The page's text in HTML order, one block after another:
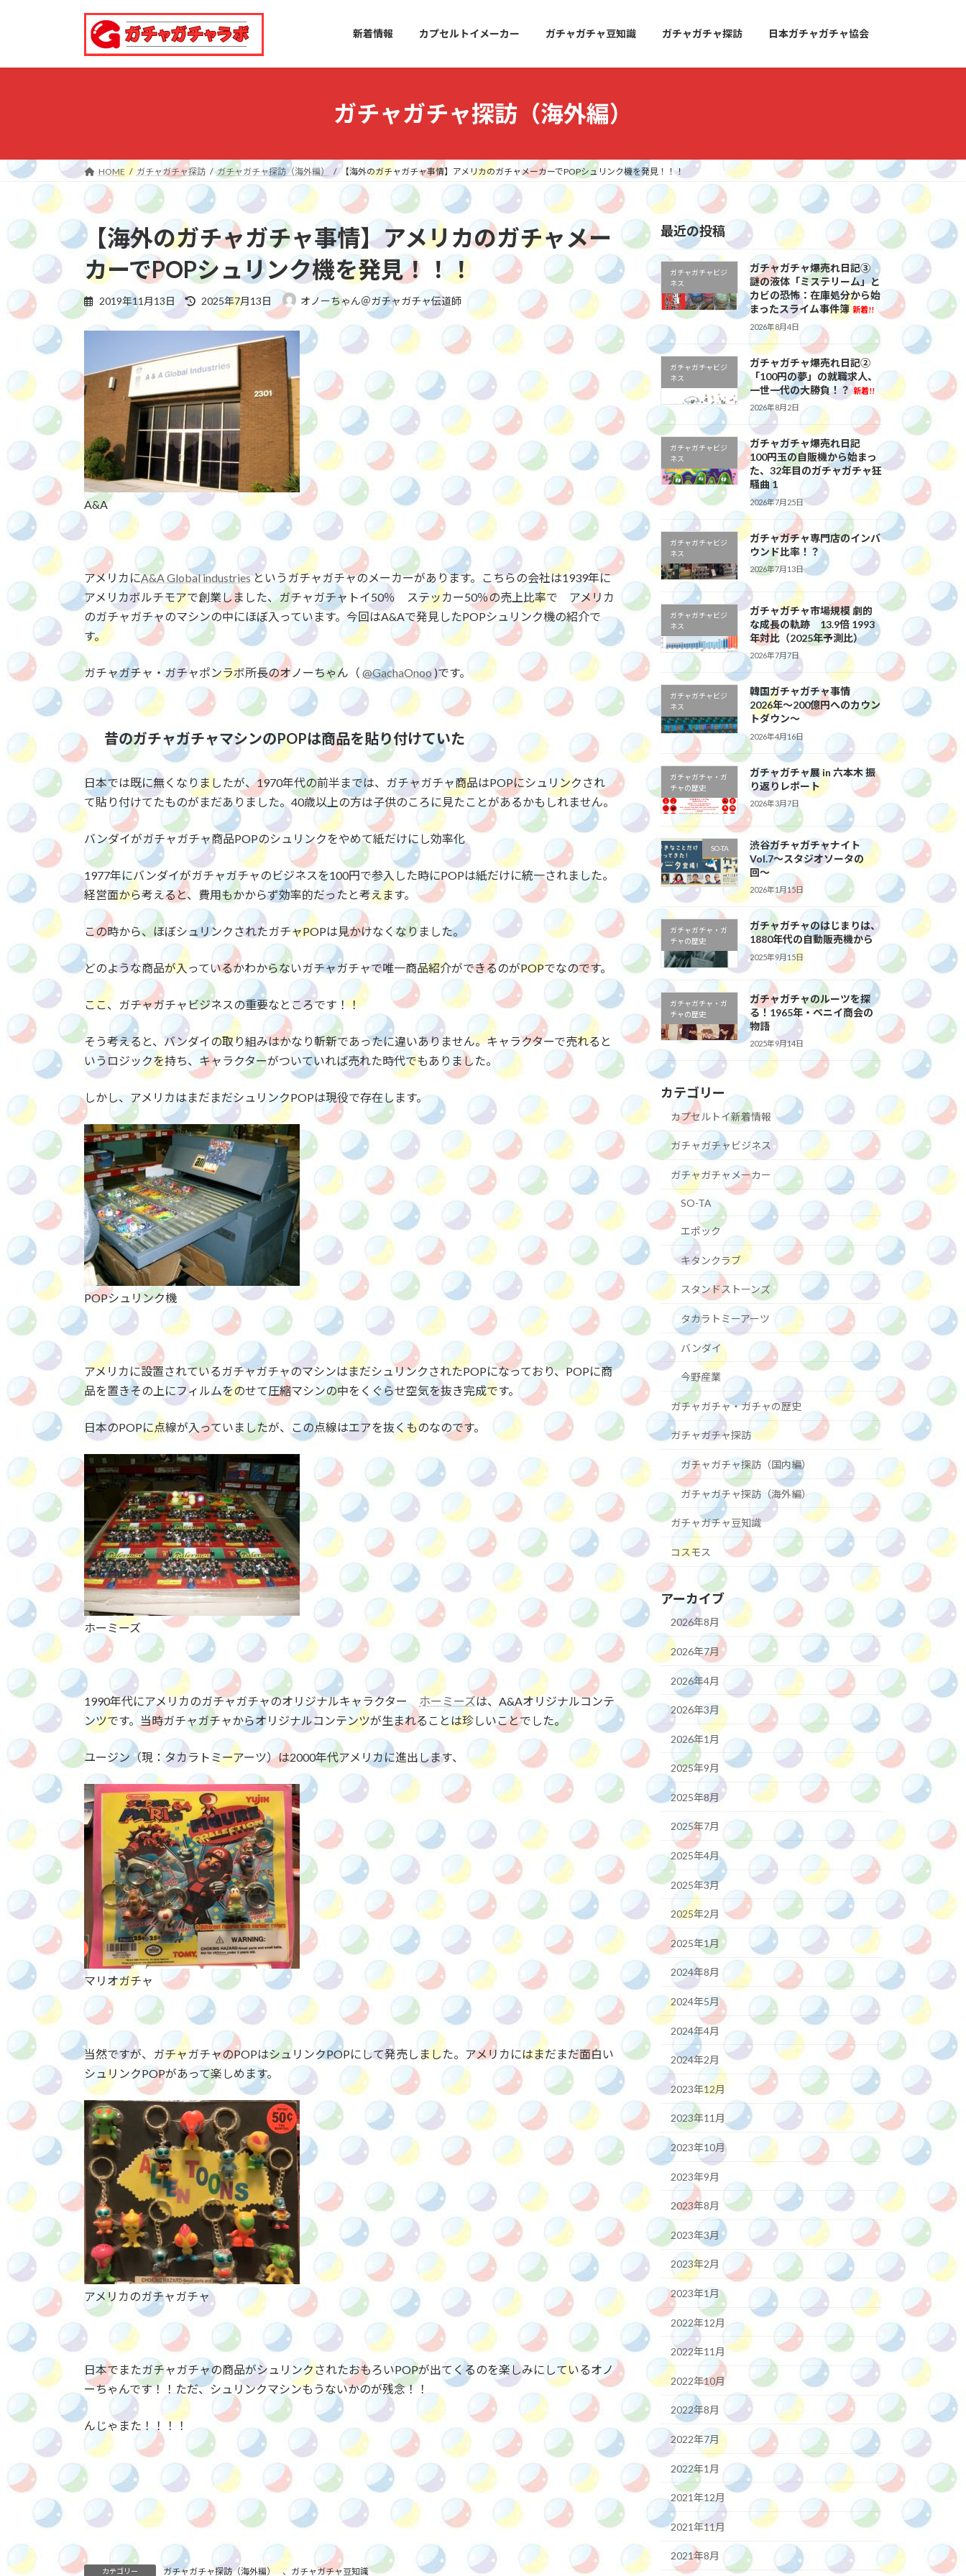
プ
動
新着情報 カプセルトイメーカー ガチャガチャ豆知識 ガチャガチャ探訪 日本ガチャガチャ協会
ガチャガチャ探訪（海外編）
HOME ガチャガチャ探訪 ガチャガチャ探訪（海外編） 【海外のガチャガチャ事情】アメリカのガチャメーカーでPOPシュリンク機を発見！！！
【海外のガチャガチャ事情】アメリカのガチャメー
カーでPOPシュリンク機を発見！！！
2019年11月13日
最
更
日
時
2025年7月13日 オノーちゃん＠ガチャガチャ伝道師
A&A
アメリカにA&A Global industriesというガチャガチャのメーカーがあります。こちらの会社は1939年に
アメリカボルチモアで創業しました、ガチャガチャトイ50％ ステッカー50％の売上比率で アメリカ
のガチャガチャのマシンの中にほぼ入っています。今回はA&Aで発見したPOPシュリンク機の紹介で
す。
ガチャガチャ・ガチャポンラボ所長のオノーちゃん（ @GachaOnoo )です。
昔のガチャガチャマシンのPOPは商品を貼り付けていた
日本では既に無くなりましたが、1970年代の前半までは、ガチャガチャ商品はPOPにシュリンクされ
て貼り付けてたものがまだありました。40歳以上の方は子供のころに見たことがあるかもしれません。
バンダイがガチャガチャ商品POPのシュリンクをやめて紙だけにし効率化
1977年にバンダイがガチャガチャのビジネスを100円で参入した時にPOPは紙だけに統一されました。
経営面から考えると、費用もかからず効率的だったと考えます。
この時から、ほぼシュリンクされたガチャPOPは見かけなくなりました。
どのような商品が入っているかわからないガチャガチャで唯一商品紹介ができるのがPOPでなのです。
ここ、ガチャガチャビジネスの重要なところです！！
そう考えると、バンダイの取り組みはかなり斬新であったに違いありません。キャラクターで売れると
いうロジックを持ち、キャラクターがついていれば売れた時代でもありました。
しかし、アメリカはまだまだシュリンクPOPは現役で存在します。
POPシュリンク機
アメリカに設置されているガチャガチャのマシンはまだシュリンクされたPOPになっており、POPに商
品を置きその上にフィルムをのせて圧縮マシンの中をくぐらせ空気を抜き完成です。
日本のPOPに点線が入っていましたが、この点線はエアを抜くものなのです。
ホーミーズ
1990年代にアメリカのガチャガチャのオリジナルキャラクター ホーミーズは、A&Aオリジナルコンテ
ンツです。当時ガチャガチャからオリジナルコンテンツが生まれることは珍しいことでした。
ユージン（現：タカラトミーアーツ）は2000年代アメリカに進出します、
マリオガチャ
当然ですが、ガチャガチャのPOPはシュリンクPOPにして発売しました。アメリカにはまだまだ面白い
シュリンクPOPがあって楽しめます。
アメリカのガチャガチャ
日本でまたガチャガチャの商品がシュリンクされたおもろいPOPが出てくるのを楽しみにしているオノ
ーちゃんです！！ただ、シュリンクマシンもうないかのが残念！！
んじゃまた！！！！
カテゴリー ガチャガチャ探訪（海外編） 、 ガチャガチャ豆知識
最近の投稿
ガチャガチャビジ
ネス
ガチャガチャ爆売れ日記③
謎の液体「ミステリーム」と
カビの恐怖：在庫処分から始
まったスライム事件簿 新着!!
2026年8月4日
ガチャガチャビジ
ネス
ガチャガチャ爆売れ日記②
「100円の夢」の就職求人、
一世一代の大勝負！？ 新着!!
2026年8月2日
ガチャガチャビジ
ネス
ガチャガチャ爆売れ日記
100円玉の自販機から始まっ
た、32年目のガチャガチャ狂
騒曲 1
2026年7月25日
ガチャガチャビジ
ネス
ガチャガチャ専門店のインバ
ウンド比率！？
2026年7月13日
ガチャガチャビジ
ネス
ガチャガチャ市場規模 劇的
な成長の軌跡 13.9倍 1993
年対比（2025年予測比）
2026年7月7日
ガチャガチャビジ
ネス
韓国ガチャガチャ事情
2026年～200億円へのカウン
トダウン～
2026年4月16日
ガチャガチャ・ガ
チャの歴史
ガチャガチャ展 in 六本木 振
り返りレポート
2026年3月7日
SO-TA
渋谷ガチャガチャナイト
Vol.7〜スタジオソータの
回〜
2026年1月15日
ガチャガチャ・ガ
チャの歴史
ガチャガチャのはじまりは、
1880年代の自動販売機から
2025年9月15日
ガチャガチャ・ガ
チャの歴史
ガチャガチャのルーツを探
る！1965年・ペニイ商会の
物語
2025年9月14日
カテゴリー
カプセルトイ新着情報
ガチャガチャビジネス
ガチャガチャメーカー
SO-TA
エポック
キタンクラブ
スタンドストーンズ
タカラトミーアーツ
バンダイ
今野産業
ガチャガチャ・ガチャの歴史
ガチャガチャ探訪
ガチャガチャ探訪（国内編）
ガチャガチャ探訪（海外編）
ガチャガチャ豆知識
コスモス
アーカイブ
2026年8月
2026年7月
2026年4月
2026年3月
2026年1月
2025年9月
2025年8月
2025年7月
2025年4月
2025年3月
2025年2月
2025年1月
2024年8月
2024年5月
2024年4月
2024年2月
2023年12月
2023年11月
2023年10月
2023年9月
2023年8月
2023年3月
2023年2月
2023年1月
2022年12月
2022年11月
2022年10月
2022年8月
2022年7月
2022年1月
2021年12月
2021年11月
2021年8月